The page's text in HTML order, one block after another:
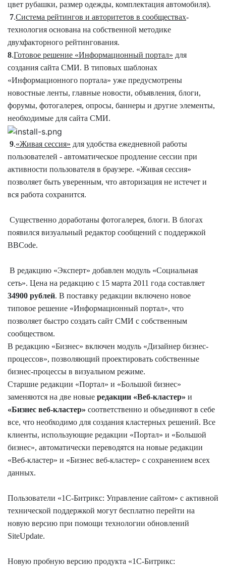
цвет рубашки, размер одежды, комплектация автомобиля).
7.Система рейтингов и авторитетов в сообществах-
технология основана на собственной методике
двухфакторного рейтингования.
8.Готовое решение «Информационный портал» для
создания сайта СМИ. В типовых шаблонах
«Информационного портала» уже предусмотрены
новостные ленты, главные новости, объявления, блоги,
форумы, фотогалерея, опросы, баннеры и другие элементы,
необходимые для сайта СМИ.
9.«Живая сессия» для удобства ежедневной работы
пользователей - автоматическое продление сессии при
активности пользователя в браузере. «Живая сессия»
позволяет быть уверенным, что авторизация не истечет и
вся работа сохранится.
Существенно доработаны фотогалерея, блоги. В блогах
появился визуальный редактор сообщений с поддержкой
BBCode.
В редакцию «Эксперт» добавлен модуль «Социальная
сеть». Цена на редакцию с 15 марта 2011 года составляет
34900 рублей. В поставку редакции включено новое
типовое решение «Информационный портал», что
позволяет быстро создать сайт СМИ с собственным
сообществом.
В редакцию «Бизнес» включен модуль «Дизайнер бизнес-
процессов», позволяющий проектировать собственные
бизнес-процессы в визуальном режиме.
Старшие редакции «Портал» и «Большой бизнес»
заменяются на две новые редакции «Веб-кластер» и
«Бизнес веб-кластер» соответственно и объединяют в себе
все, что необходимо для создания кластерных решений. Все
клиенты, использующие редакции «Портал» и «Большой
бизнес», автоматически переводятся на новые редакции
«Веб-кластер» и «Бизнес веб-кластер» с сохранением всех
данных.
Пользователи «1С-Битрикс: Управление сайтом» с активной
технической поддержкой могут бесплатно перейти на
новую версию при помощи технологии обновлений
SiteUpdate.
Новую пробную версию продукта «1С-Битрикс: